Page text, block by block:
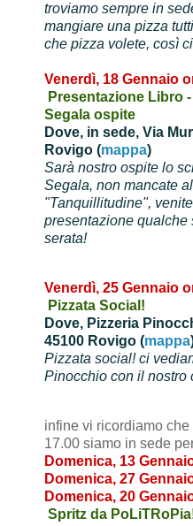
troviamo sempre in
mangiare una pizza
che pizza volete, così
Venerdì, 18 Gennaio
Presentazione Libro
Segala ospite
Dove, in sede, Via
Rovigo (mappa)
Sarà nostro ospite lo
Segala, non mancate
"Tanquillitudin​e",
presentazione qualche
serata!
Venerdì, 25 Gennaio
Pizzata Social!
Dove, Pizzeria
45100 Rovigo (mappa
Pizzata social! ci
Pinocchio con il nostro
infine vi ricordiamo
17.00 siamo in sede
Domenica, 13
Domenica, 27
Domenica, 20
Spritz da